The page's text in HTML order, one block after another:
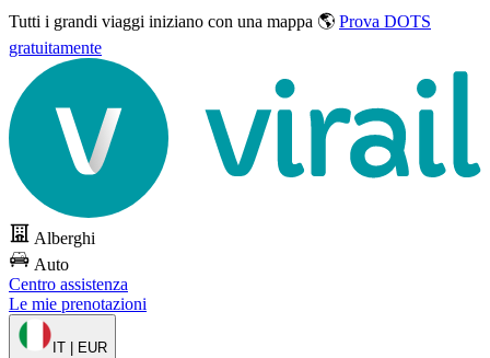
Tutti i grandi viaggi iniziano con una mappa 🌎 Prova DOTS
gratuitamente
Alberghi
Auto
Centro assistenza
Le mie prenotazioni
IT | EUR